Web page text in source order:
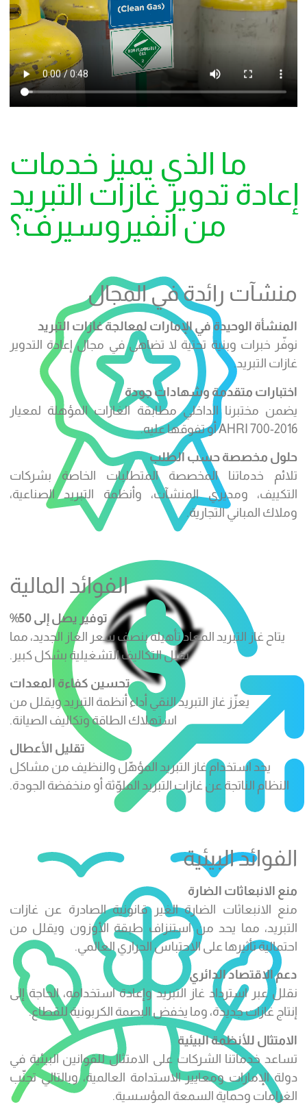
ما الذي يميز خدمات
إعادة تدوير غازات التبريد
من انفيروسيرف؟
منشآت رائدة في المجال
المنشأة الوحيدة في الإمارات لمعالجة غازات التبريد
نوفّر خبرات وبنية تحتية لا تضاهى في مجال إعادة التدوير
غازات التبريد.
اختبارات متقدمة وشهادات جودة
يضمن مختبرنا الداخلي مطابقة الغازات المؤهلة لمعيار
AHRI 700-2016 أو تفوقها عليه.
حلول مخصصة حسب الطلب
تلائم خدماتنا المخصصة المتطلبات الخاصة بشركات
التكييف، ومديري المنشآت، وأنظمة التبريد الصناعية،
وملاك المباني التجارية.
الفوائد المالية
توفير يصل إلى 50%
يتاح غاز التبريد المعاد تأهيله بنصف سعر الغاز الجديد، مما
يقلل التكاليف التشغيلية بشكل كبير.
تحسين كفاءة المعدات
يعزّز غاز التبريد النقي أداء أنظمة التبريد ويقلل من
استهلاك الطاقة وتكاليف الصيانة.
تقليل الأعطال
يحد استخدام غاز التبريد المؤهّل والنظيف من مشاكل
النظام الناتجة عن غازات التبريد الملوّثة أو منخفضة الجودة.
الفوائد البيئية
منع الانبعاثات الضارة
منع الانبعاثات الضارة الغير قانونية الصادرة عن غازات
التبريد، مما يحد من استنزاف طبقة الأوزون ويقلل من
احتمالية تأثيرها على الاحتباس الحراري العالمي.
دعم الاقتصاد الدائري
نقلل عبر استرداد غاز التبريد وإعادة استخدامه، الحاجة إلى
إنتاج غازات جديدة، وما يخفض البصمة الكربونية للقطاع.
الامتثال للأنظمة البيئية
تساعد خدماتنا الشركات على الامتثال للقوانين البيئية في
دولة الإمارات ومعايير الاستدامة العالمية، وبالتالي تجنّب
الغرامات وحماية السمعة المؤسسية.